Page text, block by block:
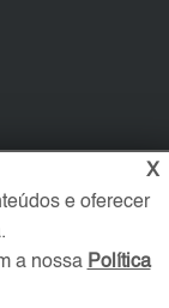
X
e oferecer
a nossa Política